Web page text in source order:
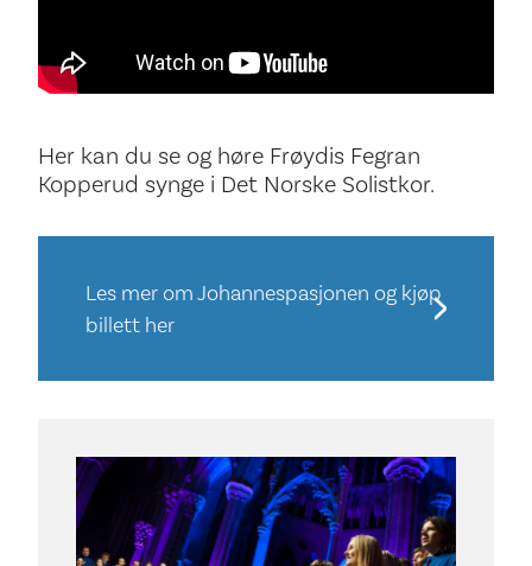
Her kan du se og høre Frøydis Fegran
Kopperud synge i Det Norske Solistkor.
Les mer om Johannespasjonen og kjøp
billett her